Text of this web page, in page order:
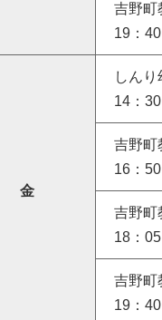
吉野町
19：
金
しん
14：
吉野町
16：
吉野町
18：
吉野町
19：